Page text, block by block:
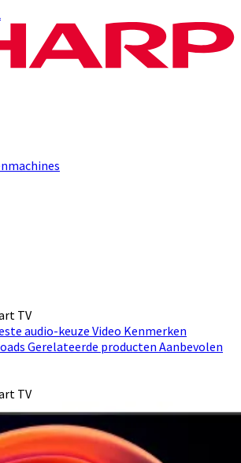
TV
audio-keuze Video Kenmerken
Gerelateerde producten Aanbevolen
TV